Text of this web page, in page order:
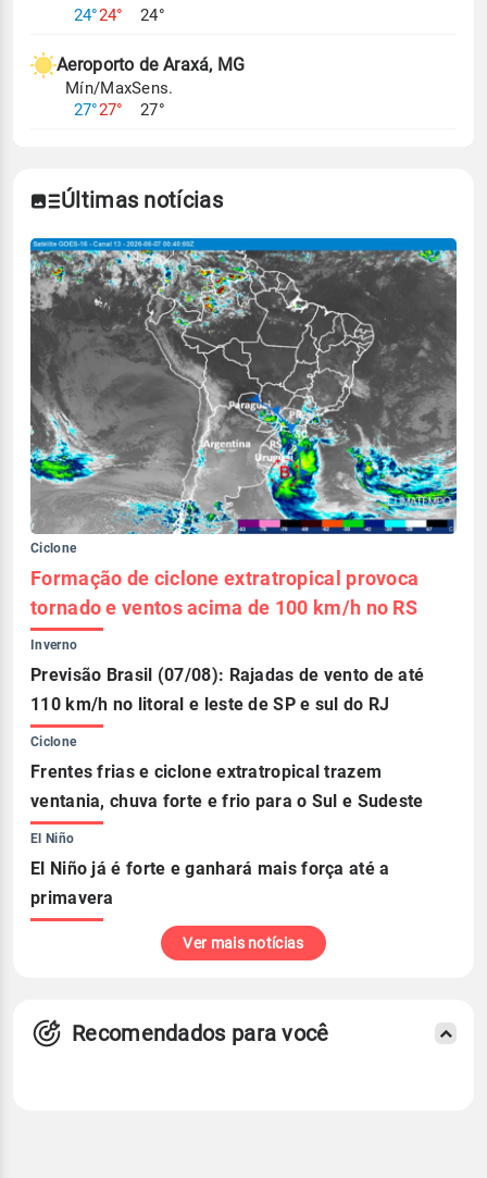
24°24°
24°
Aeroporto de Araxá, MG
Mín/Max
27°27°
Sens.
27°
Últimas notícias
Ciclone
Formação de ciclone extratropical provoca
tornado e ventos acima de 100 km/h no RS
Inverno
Previsão Brasil (07/08): Rajadas de vento de até
110 km/h no litoral e leste de SP e sul do RJ
Ciclone
Frentes frias e ciclone extratropical trazem
ventania, chuva forte e frio para o Sul e Sudeste
El Niño
El Niño já é forte e ganhará mais força até a
primavera
Ver mais notícias
Recomendados para você